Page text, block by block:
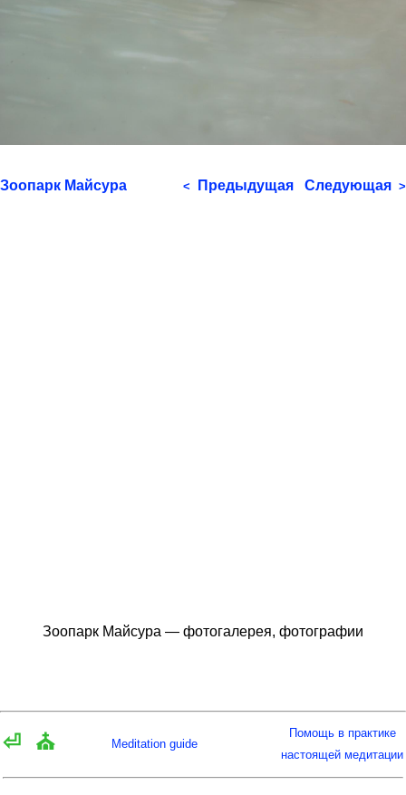
Зоопарк Майсура < Предыдущая Следующая >
Зоопарк Майсура — фотогалерея, фотографии
⏎ ⛪ Meditation guide
Помощь в практике
настоящей медитации